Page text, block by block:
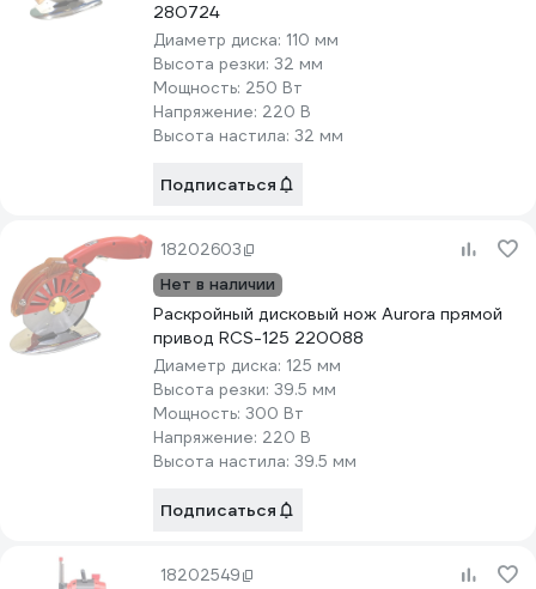
280724
Диаметр диска: 110 мм
Высота резки: 32 мм
Мощность: 250 Вт
Напряжение: 220 В
Высота настила: 32 мм
Подписаться
18202603
Нет в наличии
Раскройный дисковый нож Aurora прямой
привод RCS-125 220088
Диаметр диска: 125 мм
Высота резки: 39.5 мм
Мощность: 300 Вт
Напряжение: 220 В
Высота настила: 39.5 мм
Подписаться
18202549